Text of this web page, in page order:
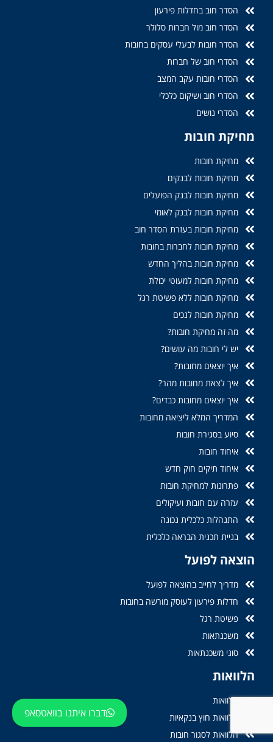
הסדר חוב בחדלות פירעון
הסדר חוב מול חברות סלולר
הסדר חובות לבעלי עסקים בחובות
הסדרי חוב של חברות
הסדרי חובות עקב המצב
הסדרי חוב ושיקום כלכלי
הסדרי נושים
מחיקת חובות
מחיקת חובות
מחיקת חובות לבנקים
מחיקת חובות לבנק הפועלים
מחיקת חובות לבנק לאומי
מחיקת חובות בעזרת הסדר חוב
מחיקת חובות לחברות בחובות
מחיקת חובות בהליך החדש
מחיקת חובות למעוטי יכולת
מחיקת חובות ללא פשיטת רגל
מחיקת חובות לנכים
מה זה מחיקת חובות?
יש לי חובות מה עושים?
איך יוצאים מחובות?
איך לצאת מחובות מהר?
איך יוצאים מחובות כבדים?
המדריך המלא ליציאה מחובות
סיוע בסגירת חובות
איחוד חובות
איחוד תיקים חוק חדש
פתרונות למחיקת חובות
עזרה עם חובות ועיקולים
התנהלות כלכלית נכונה
בניית תכנית הבראה כלכלית
הוצאה לפועל
מדריך לחייב בהוצאה לפועל
חדלות פירעון לעוסק מורשה בחובות
פשיטת רגל
משכנתאות
סוגי משכנתאות
הלוואות
הלוואות
הלוואות חוץ בנקאיות
הלוואות לסגור חובות
דברו איתנו בוואטסאפ